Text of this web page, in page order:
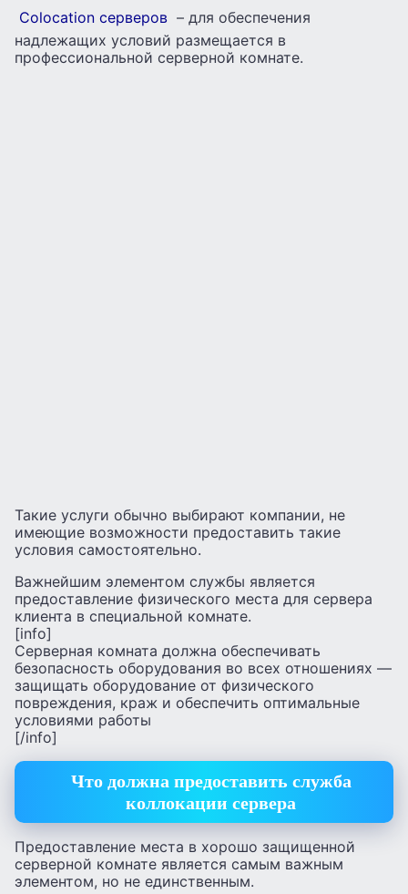
Colocation серверов – для обеспечения
надлежащих условий размещается в
профессиональной серверной комнате.
Такие услуги обычно выбирают компании, не
имеющие возможности предоставить такие
условия самостоятельно.
Важнейшим элементом службы является
предоставление физического места для сервера
клиента в специальной комнате.
[info]
Серверная комната должна обеспечивать
безопасность оборудования во всех отношениях —
защищать оборудование от физического
повреждения, краж и обеспечить оптимальные
условиями работы
[/info]
Что должна предоставить служба
коллокации сервера
Предоставление места в хорошо защищенной
серверной комнате является самым важным
элементом, но не единственным.